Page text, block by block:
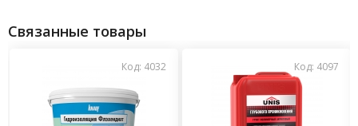
Связанные товары
Код: 4032 Код: 4097